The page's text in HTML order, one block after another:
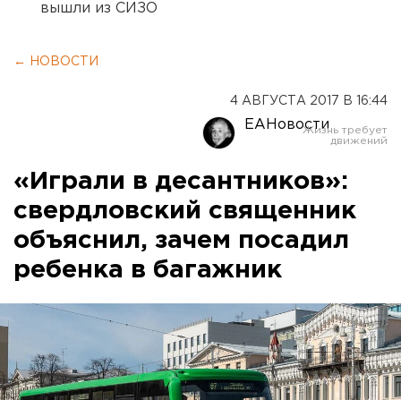
вышли из СИЗО
← НОВОСТИ
4 АВГУСТА 2017 В 16:44
ЕАНовости
«Играли в десантников»:
свердловский священник
объяснил, зачем посадил
ребенка в багажник